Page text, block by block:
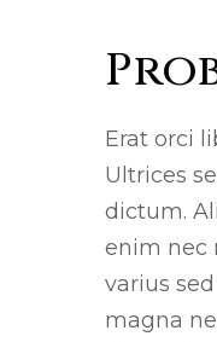
Erat orci
Ultrices
dictum.
enim nec
varius
magna